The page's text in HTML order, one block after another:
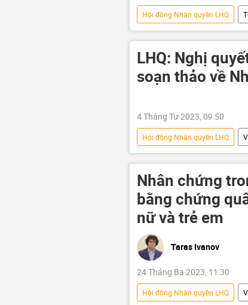
Hội đồng Nhân quyền LHQ
vi phạm
Pháp luật
LHQ: Nghị
soạn thảo về
4 Tháng Tư 2023, 09:50
Hội đồng Nhân quyền LHQ
Nhân chứng
bằng chứng
nữ và trẻ em
Taras Ivanov
24 Tháng Ba 2023, 11:30
Hội đồng Nhân quyền LHQ